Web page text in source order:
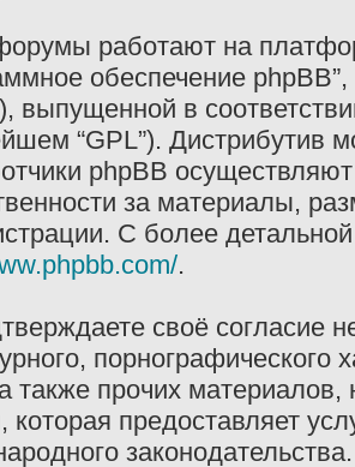
работают на
обеспечение
выпущенной в
“GPL”). Дистрибутив
phpBB
за материалы,
С более
.
своё согласие
порнографического
также прочих
которая предоставляет